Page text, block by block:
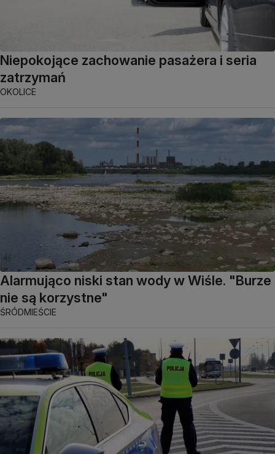
Niepokojące zachowanie pasażera i seria
zatrzymań
OKOLICE
Alarmująco niski stan wody w Wiśle. "Burze
nie są korzystne"
ŚRÓDMIEŚCIE